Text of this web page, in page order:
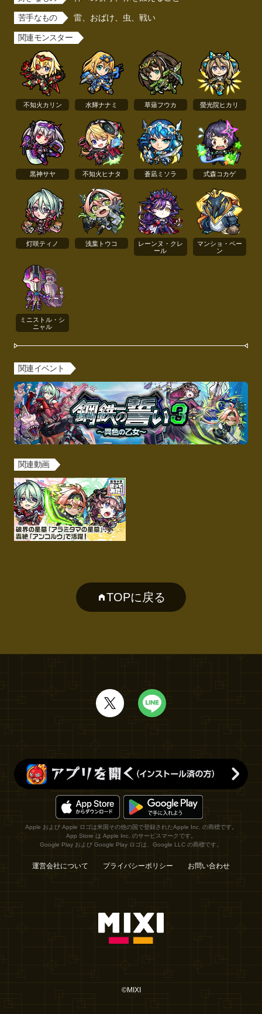
苦手なもの 雷、おばけ、虫、戦い
関連モンスター
不知火カリン 水輝ナナミ 草薙フウカ 螢光院ヒカリ
黒神サヤ 不知火ヒナタ 蒼凪ミソラ 式森コカゲ
灯咲ティノ 浅葉トウコ
レーンヌ・クレ
ール
マンショ・ペー
ン
ミニストル・シ
ニャル
関連イベント
関連動画
TOPに戻る
Apple および Apple ロゴは米国その他の国で登録されたApple Inc. の商標です。
App Store は Apple Inc. のサービスマークです。
Google Play および Google Play ロゴは、Google LLC の商標です。
運営会社について プライバシーポリシー お問い合わせ
©MIXI